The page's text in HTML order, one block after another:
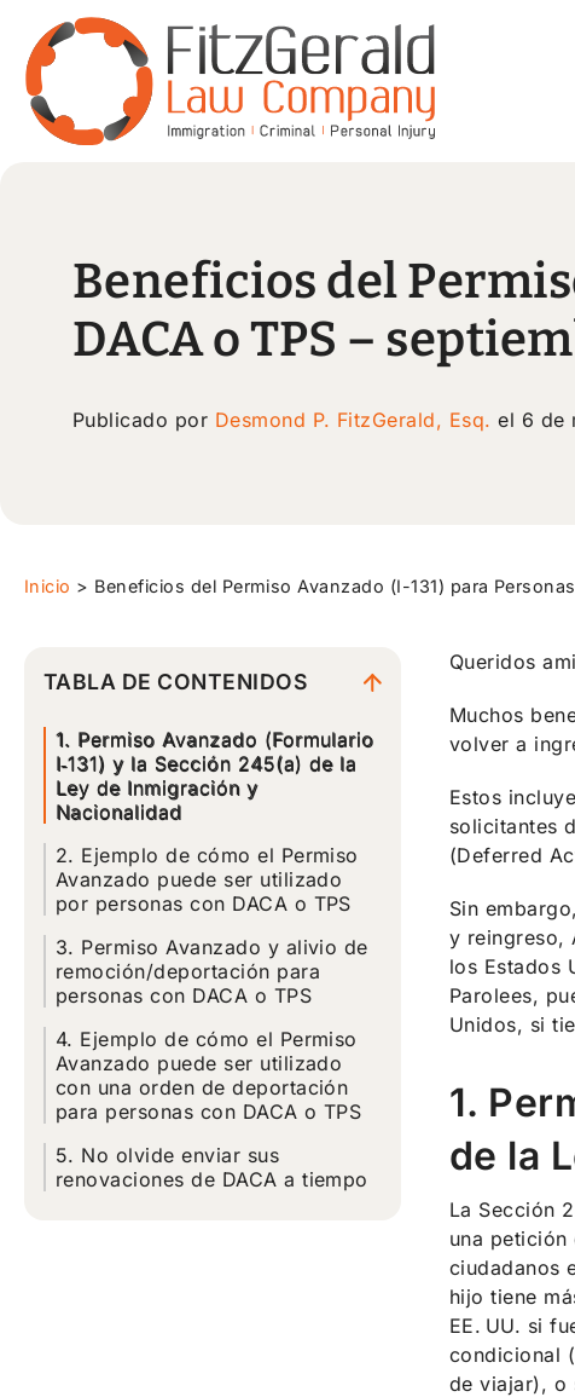
Beneficios del
DACA o TPS –
Publicado por Desmond P. FitzGerald, Esq. el 6 de
Inicio > Beneficios del Permiso Avanzado (I-131) para
TABLA DE CONTENIDOS
1. Permiso Avanzado (Formulario
I‑131) y la Sección 245(a) de la
Ley de Inmigración y
Nacionalidad
2. Ejemplo de cómo el Permiso
Avanzado puede ser utilizado
por personas con DACA o TPS
3. Permiso Avanzado y alivio de
remoción/deportación para
personas con DACA o TPS
4. Ejemplo de cómo el Permiso
Avanzado puede ser utilizado
con una orden de deportación
para personas con DACA o TPS
5. No olvide enviar sus
renovaciones de DACA a tiempo
Queridos
Muchos
volver a
Estos
solicitantes
(Deferred
Sin
y reingreso,
los Estados
Parolees,
Unidos, si
1.
de la
La Sección
una petición
ciudadanos
hijo tiene
EE. UU. si
condicional
de viajar), o